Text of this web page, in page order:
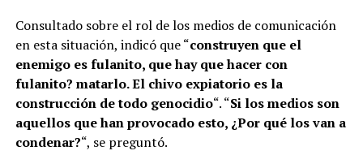
Consultado sobre el rol de los medios de comunicación
en esta situación, indicó que “construyen que el
enemigo es fulanito, que hay que hacer con
fulanito? matarlo. El chivo expiatorio es la
construcción de todo genocidio“. “Si los medios son
aquellos que han provocado esto, ¿Por qué los van a
condenar?“, se preguntó.